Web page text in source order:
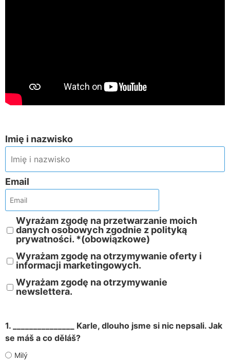
Imię i nazwisko
Email
Wyrażam zgodę na przetwarzanie moich
danych osobowych zgodnie z polityką
prywatności. *(obowiązkowe)
Wyrażam zgodę na otrzymywanie oferty i
informacji marketingowych.
Wyrażam zgodę na otrzymywanie
newslettera.
1. _______________ Karle, dlouho jsme si nic nepsali. Jak
se máš a co děláš?
Milý